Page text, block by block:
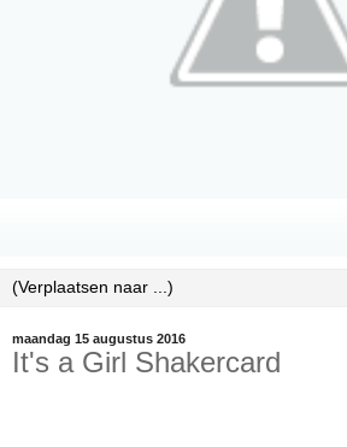
maandag 15 augustus 2016
It's a Girl Shakercard